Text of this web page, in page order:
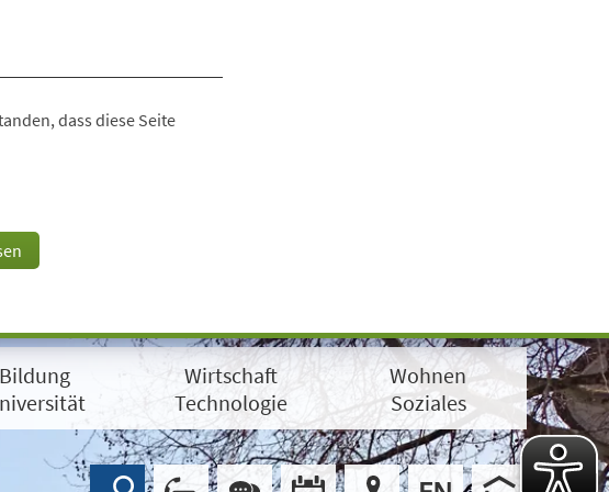
dass diese Seite
Bildung
Wirtschaft
Technologie
Wohnen
Soziales